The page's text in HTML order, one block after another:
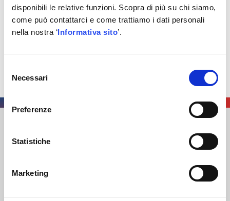
disponibili le relative funzioni. Scopra di più su chi siamo,
come può contattarci e come trattiamo i dati personali
nella nostra ‘Informativa sito’.
delNecessari
Preferenze
Statistiche
Marketing
La scelta di Venezia non è casuale: città simbolo di
connessione e profondità, perfetta per rappresentare la
visione di Autodis Italia, orientata alla costruzione di
abbracciando marketing, logistica e innovazione
congiunta.
SOCIETÀ SOGGETTA A DIREZIONE E COORDINAMENTO DI
FRANCIA
: VIA NEWTON 12 – 20016 PERO (MI)
COD. FISCALE,NUMERO ISCRIZ. R.I. DI MILANO, MONZA